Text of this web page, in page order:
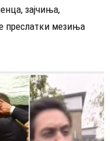
зајчиња,
преслатки мезиња